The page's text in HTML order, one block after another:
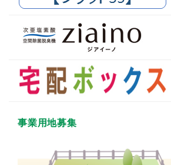
事業用地募集